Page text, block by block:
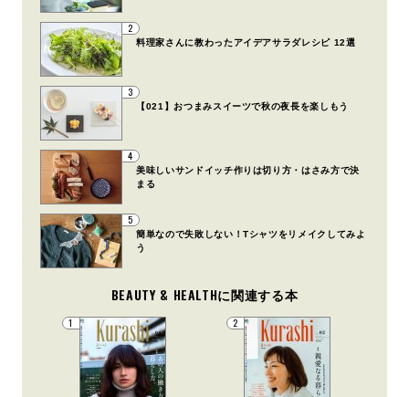
2
料理家さんに教わったアイデアサラダレシピ 12選
3
【021】おつまみスイーツで秋の夜長を楽しもう
4
美味しいサンドイッチ作りは切り方・はさみ方で決
まる
5
簡単なので失敗しない！Tシャツをリメイクしてみよ
う
BEAUTY & HEALTHに関連する本
1 2